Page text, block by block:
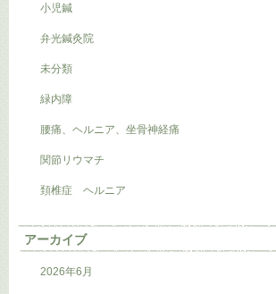
小児鍼
弁光鍼灸院
未分類
緑内障
腰痛、ヘルニア、坐骨神経痛
関節リウマチ
頚椎症 ヘルニア
アーカイブ
2026年6月